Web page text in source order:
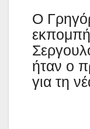
Ο
ήταν ο
για τη